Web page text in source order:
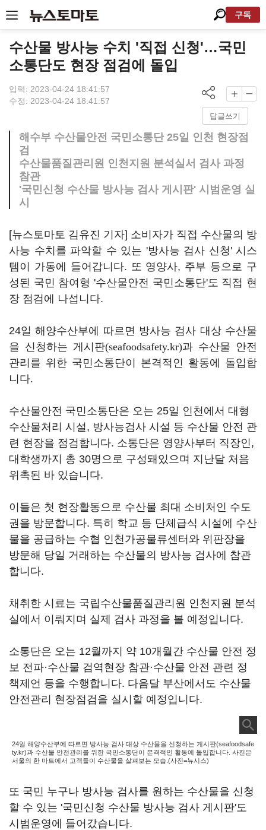
구독
수산물 방사능 수치 '직접 신청'…국민
소통단도 현장 점검에 돌입
입력: 2023-04-24 18:41:57
수정: 2023-04-24 18:41:57
답글쓰기
해수부 수산물안전 국민소통단 25일 인천 현장점
검
수산물품질관리원 인천지원 분석실서 검사 과정
참관
'국민신청 수산물 방사능 검사 게시판' 시범운영 실
시
[뉴스토마토 김유진 기자] 소비자가 직접 수산물의 방
사능 수치를 파악할 수 있는 '방사능 검사 신청' 시스
템이 가동에 들어갑니다. 또 영양사, 주부 등으로 구
성된 국민 참여형 '수산물안전 국민소통단'도 직접 현
장 점검에 나섭니다.
24일 해양수산부에 따르면 방사능 검사 대상 수산물
을 신청하는 게시판(seafoodsafety.kr)과 수산물 안전
관리를 위한 국민소통단이 본격적인 활동에 돌입합
니다.
수산물안전 국민소통단은 오는 25일 인천에서 대형
수산물처리 시설, 방사능검사 시설 등 수산물 안전 관
련 현장을 점검합니다. 소통단은 영양사부터 직장인,
대학생까지 총 30명으로 구성돼있으며 지난달 처음
위촉된 바 있습니다.
이들은 첫 현장활동으로 수산물 최대 소비처인 수도
권을 방문합니다. 특히 학교 등 단체급식 시설에 수산
물을 공급하는 수협 인천가공물류센터와 위판장을
방문해 당일 거래하는 수산물의 방사능 검사에 참관
합니다.
채취한 시료는 국립수산물품질관리원 인천지원 분석
실에서 이뤄지며 실제 검사 과정을 볼 예정입니다.
소통단은 오는 12월까지 약 10개월간 수산물 안전 정
보 전파·수산물 검역현장 참관·수산물 안전 관련 정
책제언 등을 수행합니다. 다음달 부산에서도 수산물
안전관리 현장점검을 실시할 예정입니다.
24일 해양수산부에 따르면 방사능 검사 대상 수산물을 신청하는 게시판(seafoodsafe
ty.kr)과 수산물 안전관리를 위한 국민소통단이 본격적인 활동에 돌입합니다. 사진은
서울의 한 마트에서 고객들이 수산물을 살펴보는 모습.(사진=뉴시스)
또 국민 누구나 방사능 검사를 원하는 수산물을 신청
할 수 있는 '국민신청 수산물 방사능 검사 게시판'도
시범운영에 들어갔습니다.